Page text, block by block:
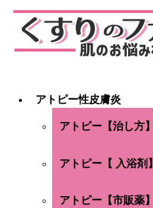
アトピー性皮膚炎
アトピー【治し方】
アトピー【 入浴剤】
アトピー【市販薬】